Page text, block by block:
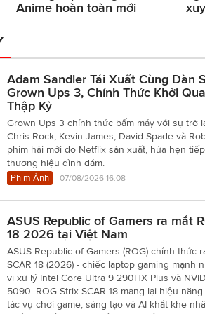
Anime hoàn toàn mới
Adam Sandler Tái Xuất Cùng Dàn
Grown Ups 3, Chính Thức Khởi
Thập Kỷ
Grown Ups 3 chính thức bấm máy với sự trở
Chris Rock, Kevin James, David Spade và
phim hài mới do Netflix sản xuất, hứa hẹn
thương hiệu đình đám.
Phim Ảnh
07/08/2026 16:08
ASUS Republic of Gamers ra mắt
18 2026 tại Việt Nam
ASUS Republic of Gamers (ROG) chính thức
SCAR 18 (2026) - chiếc laptop gaming mạnh
vi xử lý Intel Core Ultra 9 290HX Plus và
5090. ROG Strix SCAR 18 mang lại hiệu
tác vụ chơi game, sáng tạo và AI khắt khe